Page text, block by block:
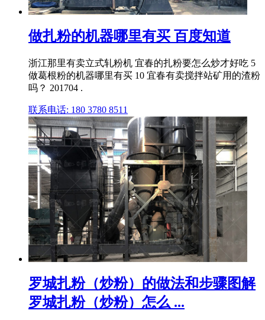
做扎粉的机器哪里有买 百度知道
浙江那里有卖立式轧粉机 宜春的扎粉要怎么炒才好吃 5
做葛根粉的机器哪里有买 10 宜春有卖搅拌站矿用的渣粉
吗？ 201704 .
联系电话: 180 3780 8511
罗城扎粉（炒粉）的做法和步骤图解
罗城扎粉（炒粉）怎么 ...